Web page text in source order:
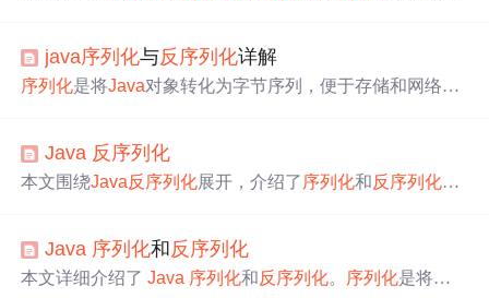
Redis案例说明不同序列化 器的使用。同时提醒原生
要设置serialVersionUID，类需实现serializable接口。
java序列化与反 序列化详解
序列化是将Java对象转化为字节序列，便于存储和网络传
序列化。在 反序列化
导致InvalidClassException。静态属性和transient属性都不会
Java 反 序列化
本文围绕Java反 序列化展开，介绍了 序列化和反 序列化的
onsBeanutils及原生反序列化利用链，还提及了相关修复情
况，为Java安全开发提供参考。
Java 序列化和 反 序列化
本文详细介绍了Java 序列化和 反 序列化。 序列化是将对